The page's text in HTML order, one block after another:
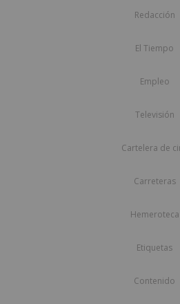
Redacción
El Tiempo
Empleo
Televisión
Cartelera de
Carreteras
Hemeroteca
Etiquetas
Contenido